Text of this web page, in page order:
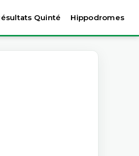
Quinté Hippodromes